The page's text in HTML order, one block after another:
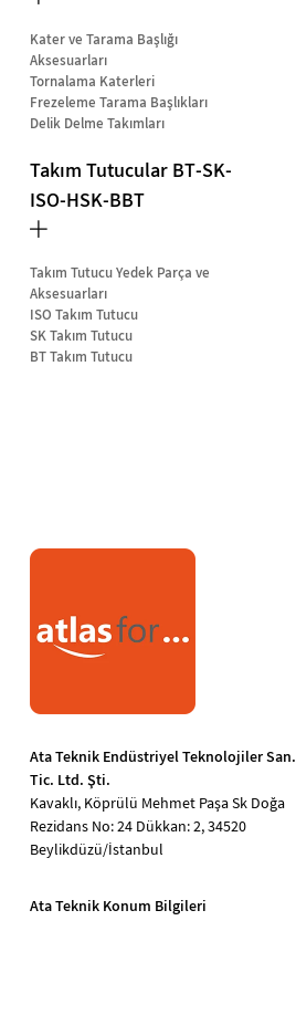
Kater ve Tarama Başlığı
Aksesuarları
Tornalama Katerleri
Frezeleme Tarama Başlıkları
Delik Delme Takımları
Takım Tutucular BT-SK-
ISO-HSK-BBT
Takım Tutucu Yedek Parça ve
Aksesuarları
ISO Takım Tutucu
SK Takım Tutucu
BT Takım Tutucu
Ata Teknik Endüstriyel Teknolojiler San.
Tic. Ltd. Şti.
Kavaklı, Köprülü Mehmet Paşa Sk Doğa
Rezidans No: 24 Dükkan: 2, 34520
Beylikdüzü/İstanbul
Ata Teknik Konum Bilgileri